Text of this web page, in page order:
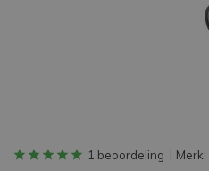
1 beoordeling Merk: